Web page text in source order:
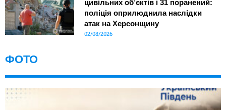
цивільних об’єктів і 31 поранений:
поліція оприлюднила наслідки
атак на Херсонщину
02/08/2026
ФОТО